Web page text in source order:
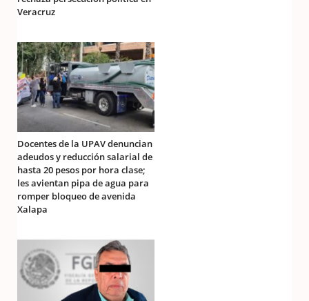
Veracruz
Docentes de la UPAV denuncian
adeudos y reducción salarial de
hasta 20 pesos por hora clase;
les avientan pipa de agua para
romper bloqueo de avenida
Xalapa